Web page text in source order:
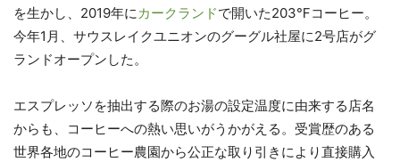
を生かし、2019年にカークランドで開いた203℉コーヒー。
今年1月、サウスレイクユニオンのグーグル社屋に2号店がグ
ランドオープンした。
エスプレッソを抽出する際のお湯の設定温度に由来する店名
からも、コーヒーへの熱い思いがうかがえる。受賞歴のある
世界各地のコーヒー農園から公正な取り引きにより直接購入